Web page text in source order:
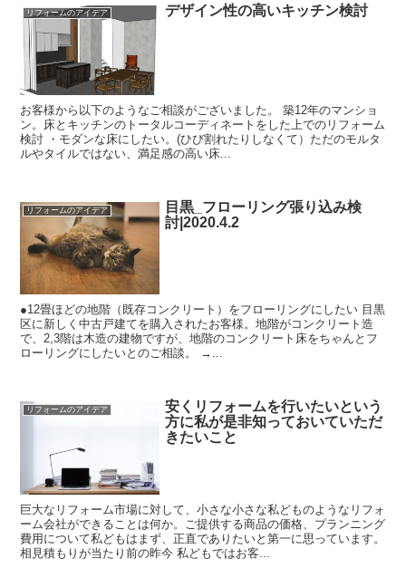
リフォームのアイデア デザイン性の高いキッチン検討
お客様から以下のようなご相談がございました。 築12年のマンショ
ン。床とキッチンのトータルコーディネートをした上でのリフォーム
検討 ・モダンな床にしたい。(ひび割れたりしなくて）ただのモルタ
ルやタイルではない、満足感の高い床...
リフォームのアイデア
目黒_フローリング張り込み検
討|2020.4.2
●12畳ほどの地階（既存コンクリート）をフローリングにしたい 目黒
区に新しく中古戸建てを購入されたお客様。地階がコンクリート造
で、2,3階は木造の建物ですが、地階のコンクリート床をちゃんとフ
ローリングにしたいとのご相談。 →...
リフォームのアイデア
安くリフォームを行いたいという
方に私が是非知っておいていただ
きたいこと
巨大なリフォーム市場に対して、小さな小さな私どものようなリフォ
ーム会社ができることは何か。ご提供する商品の価格、プランニング
費用について私どもはまず、正直でありたいと第一に思っています。
相見積もりが当たり前の昨今 私どもではお客...